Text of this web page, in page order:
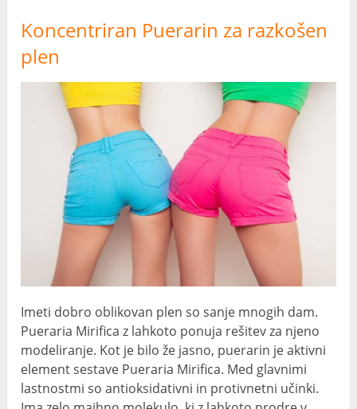
Koncentriran Puerarin za razkošen
plen
Imeti dobro oblikovan plen so sanje mnogih dam.
Pueraria Mirifica z lahkoto ponuja rešitev za njeno
modeliranje. Kot je bilo že jasno, puerarin je aktivni
element sestave Pueraria Mirifica. Med glavnimi
lastnostmi so antioksidativni in protivnetni učinki.